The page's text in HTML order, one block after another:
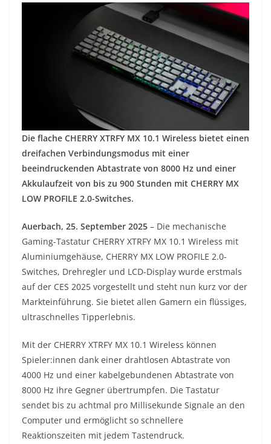
Die flache CHERRY XTRFY MX 10.1 Wireless bietet einen
dreifachen Verbindungsmodus mit einer
beeindruckenden Abtastrate von 8000 Hz und einer
Akkulaufzeit von bis zu 900 Stunden mit CHERRY MX
LOW PROFILE 2.0-Switches.
Auerbach, 25. September 2025 – Die mechanische
Gaming-Tastatur CHERRY XTRFY MX 10.1 Wireless mit
Aluminiumgehäuse, CHERRY MX LOW PROFILE 2.0-
Switches, Drehregler und LCD-Display wurde erstmals
auf der CES 2025 vorgestellt und steht nun kurz vor der
Markteinführung. Sie bietet allen Gamern ein flüssiges,
ultraschnelles Tipperlebnis.
Mit der CHERRY XTRFY MX 10.1 Wireless können
Spieler:innen dank einer drahtlosen Abtastrate von
4000 Hz und einer kabelgebundenen Abtastrate von
8000 Hz ihre Gegner übertrumpfen. Die Tastatur
sendet bis zu achtmal pro Millisekunde Signale an den
Computer und ermöglicht so schnellere
Reaktionszeiten mit jedem Tastendruck.